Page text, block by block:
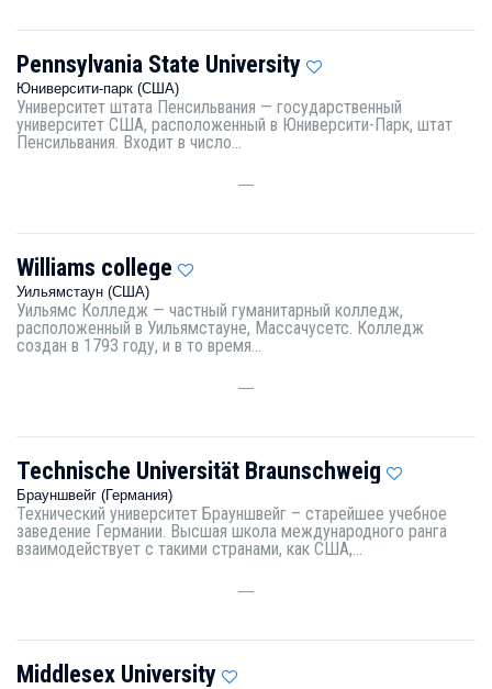
Pennsylvania State University
Юниверсити-парк (США)
Университет штата Пенсильвания — государственный
университет США, расположенный в Юниверсити-Парк, штат
Пенсильвания. Входит в число...
—
Williams college
Уильямстаун (США)
Уильямс Колледж — частный гуманитарный колледж,
расположенный в Уильямстауне, Массачусетс. Колледж
создан в 1793 году, и в то время...
—
Technische Universität Braunschweig
Брауншвейг (Германия)
Технический университет Брауншвейг – старейшее учебное
заведение Германии. Высшая школа международного ранга
взаимодействует с такими странами, как США,...
—
Middlesex University